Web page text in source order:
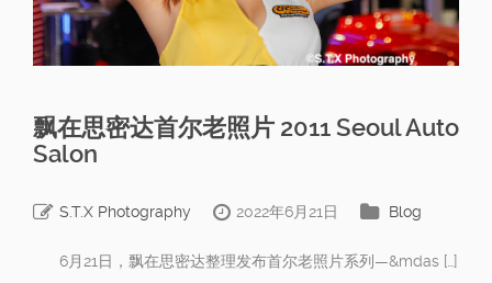
飘在思密达首尔老照片 2011 Seoul Auto
Salon
S.T.X Photography 2022年6月21日 Blog
6月21日，飘在思密达整理发布首尔老照片系列—&mdas […]